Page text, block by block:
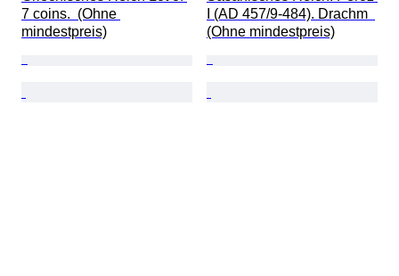
7 coins.  (Ohne
mindestpreis)
I (AD 457/9-484). Drachm
(Ohne mindestpreis)